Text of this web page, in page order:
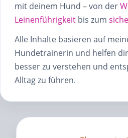
mit deinem Hund – von der
Leinenführigkeit bis zum
Alle Inhalte basieren auf
Hundetrainerin und helfen
besser zu verstehen und
Alltag zu führen.